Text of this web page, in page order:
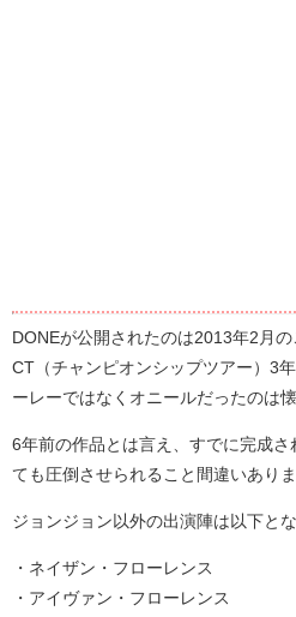
DONEが公開されたのは2013年2月
CT（チャンピオンシップツアー）3
ーレーではなくオニールだったのは
6年前の作品とは言え、すでに完成さ
ても圧倒させられること間違いありま
ジョンジョン以外の出演陣は以下とな
・ネイザン・フローレンス
・アイヴァン・フローレンス